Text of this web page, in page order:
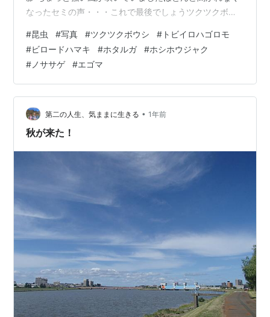
なったセミの声・・・これで最後でしょうツクツクボウ
はヒグラシの声をほとんど聞かなかった～ なぜだろう?
トビイロハゴロモ 5mm程度でこの色だと昆虫と気が付か
ないかも ここからは蛾の仲間3種ビロードハマキ 目立つ
ね～ 何かに擬態? ただの目立ちたがり屋さん? ホタルガ
普段撮影しないが、もうそろそろ会えなくなりそうなの
で今回は撮影 …
#昆虫 #写真 #ツクツクボウシ # トビイロハゴロモ
#ビロードハマキ #ホタルガ #ホシホウジャク
# ノササゲ #エゴマ
第二の人生、気ままに生きる • 1年前
秋が来た！